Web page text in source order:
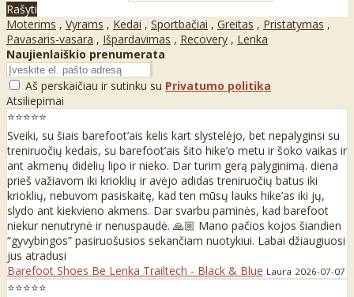
Rašyti
Moterims , Vyrams , Kedai , Sportbačiai , Greitas , Pristatymas ,
Pavasaris-vasara , Išpardavimas , Recovery , Lenka
Naujienlaiškio prenumerata
Aš perskaičiau ir sutinku su Privatumo politika
Atsiliepimai
⭐⭐⭐⭐⭐
Sveiki, su šiais barefoot’ais kelis kart slystelėjo, bet nepalyginsi su
treniruočių kedais, su barefoot’ais šito hike’o metu ir šoko vaikas ir
ant akmenų didelių lipo ir nieko. Dar turim gerą palyginimą. diena
prieš važiavom iki krioklių ir avėjo adidas treniruočių batus iki
krioklių, nebuvom pasiskaitę, kad ten mūsų lauks hike’as iki jų,
slydo ant kiekvieno akmens. Dar svarbu paminės, kad barefoot
niekur nenutrynė ir nenuspaudė. 🙏🏼 Mano pačios kojos šiandien
“gyvybingos” pasiruošusios sekančiam nuotykiui. Labai džiaugiuosi
jus atradusi
Barefoot Shoes Be Lenka Trailtech - Black & Blue Laura 2026-07-07
⭐⭐⭐⭐⭐